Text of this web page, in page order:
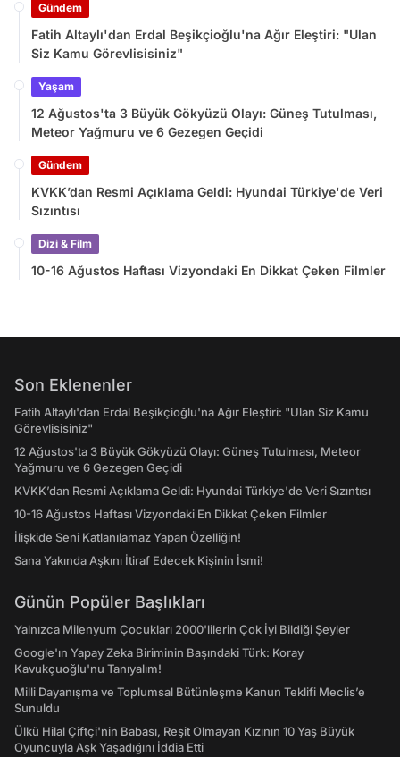
Gündem
Fatih Altaylı'dan Erdal Beşikçioğlu'na Ağır Eleştiri: "Ulan
Siz Kamu Görevlisisiniz"
Yaşam
12 Ağustos'ta 3 Büyük Gökyüzü Olayı: Güneş Tutulması,
Meteor Yağmuru ve 6 Gezegen Geçidi
Gündem
KVKK’dan Resmi Açıklama Geldi: Hyundai Türkiye'de Veri
Sızıntısı
Dizi & Film
10-16 Ağustos Haftası Vizyondaki En Dikkat Çeken Filmler
Son Eklenenler
Fatih Altaylı'dan Erdal Beşikçioğlu'na Ağır Eleştiri: "Ulan Siz Kamu
Görevlisisiniz"
12 Ağustos'ta 3 Büyük Gökyüzü Olayı: Güneş Tutulması, Meteor
Yağmuru ve 6 Gezegen Geçidi
KVKK’dan Resmi Açıklama Geldi: Hyundai Türkiye'de Veri Sızıntısı
10-16 Ağustos Haftası Vizyondaki En Dikkat Çeken Filmler
İlişkide Seni Katlanılamaz Yapan Özelliğin!
Sana Yakında Aşkını İtiraf Edecek Kişinin İsmi!
Günün Popüler Başlıkları
Yalnızca Milenyum Çocukları 2000'lilerin Çok İyi Bildiği Şeyler
Google'ın Yapay Zeka Biriminin Başındaki Türk: Koray
Kavukçuoğlu'nu Tanıyalım!
Milli Dayanışma ve Toplumsal Bütünleşme Kanun Teklifi Meclis’e
Sunuldu
Ülkü Hilal Çiftçi'nin Babası, Reşit Olmayan Kızının 10 Yaş Büyük
Oyuncuyla Aşk Yaşadığını İddia Etti